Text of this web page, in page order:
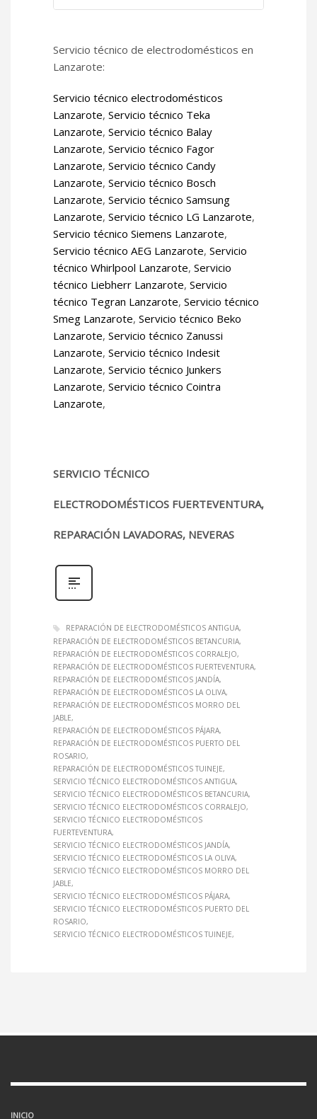
Servicio técnico de electrodomésticos en
Lanzarote:
Servicio técnico electrodomésticos
Lanzarote, Servicio técnico Teka
Lanzarote, Servicio técnico Balay
Lanzarote, Servicio técnico Fagor
Lanzarote, Servicio técnico Candy
Lanzarote, Servicio técnico Bosch
Lanzarote, Servicio técnico Samsung
Lanzarote, Servicio técnico LG Lanzarote,
Servicio técnico Siemens Lanzarote,
Servicio técnico AEG Lanzarote, Servicio
técnico Whirlpool Lanzarote, Servicio
técnico Liebherr Lanzarote, Servicio
técnico Tegran Lanzarote, Servicio técnico
Smeg Lanzarote, Servicio técnico Beko
Lanzarote, Servicio técnico Zanussi
Lanzarote, Servicio técnico Indesit
Lanzarote, Servicio técnico Junkers
Lanzarote, Servicio técnico Cointra
Lanzarote,
SERVICIO TÉCNICO
ELECTRODOMÉSTICOS FUERTEVENTURA,
REPARACIÓN LAVADORAS, NEVERAS
REPARACIÓN DE ELECTRODOMÉSTICOS ANTIGUA
REPARACIÓN DE ELECTRODOMÉSTICOS BETANCURIA
REPARACIÓN DE ELECTRODOMÉSTICOS CORRALEJO
REPARACIÓN DE ELECTRODOMÉSTICOS FUERTEVENTURA
REPARACIÓN DE ELECTRODOMÉSTICOS JANDÍA
REPARACIÓN DE ELECTRODOMÉSTICOS LA OLIVA
REPARACIÓN DE ELECTRODOMÉSTICOS MORRO DEL
JABLE
REPARACIÓN DE ELECTRODOMÉSTICOS PÁJARA
REPARACIÓN DE ELECTRODOMÉSTICOS PUERTO DEL
ROSARIO
REPARACIÓN DE ELECTRODOMÉSTICOS TUINEJE
SERVICIO TÉCNICO ELECTRODOMÉSTICOS ANTIGUA
SERVICIO TÉCNICO ELECTRODOMÉSTICOS BETANCURIA
SERVICIO TÉCNICO ELECTRODOMÉSTICOS CORRALEJO
SERVICIO TÉCNICO ELECTRODOMÉSTICOS
FUERTEVENTURA
SERVICIO TÉCNICO ELECTRODOMÉSTICOS JANDÍA
SERVICIO TÉCNICO ELECTRODOMÉSTICOS LA OLIVA
SERVICIO TÉCNICO ELECTRODOMÉSTICOS MORRO DEL
JABLE
SERVICIO TÉCNICO ELECTRODOMÉSTICOS PÁJARA
SERVICIO TÉCNICO ELECTRODOMÉSTICOS PUERTO DEL
ROSARIO
SERVICIO TÉCNICO ELECTRODOMÉSTICOS TUINEJE
INICIO